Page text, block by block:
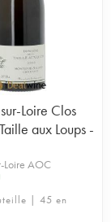
Loire Clos
aux Loups -
Loire AOC
| 45 en